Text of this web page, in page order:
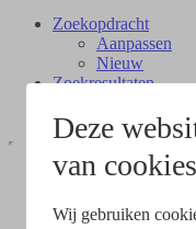
Deze
van cookies
Wij gebruiken
Zoekopdracht
Aanpassen
Nieuw
Zoekresultaten